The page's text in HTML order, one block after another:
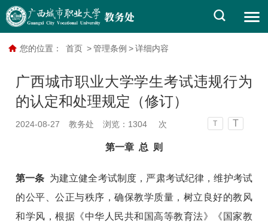
您的位置： 首页 > 管理条例 > 详细内容
广西城市职业大学学生考试违规行为
的认定和处理规定（修订）
2024-08-27 教务处 浏览： 1304 次 T T
第一章 总 则
第一条 为建立健全考试制度，严肃考试纪律，维护考试
的公平、公正与秩序，确保教学质量，树立良好的教风
和学风，根据《中华人民共和国高等教育法》《国家教